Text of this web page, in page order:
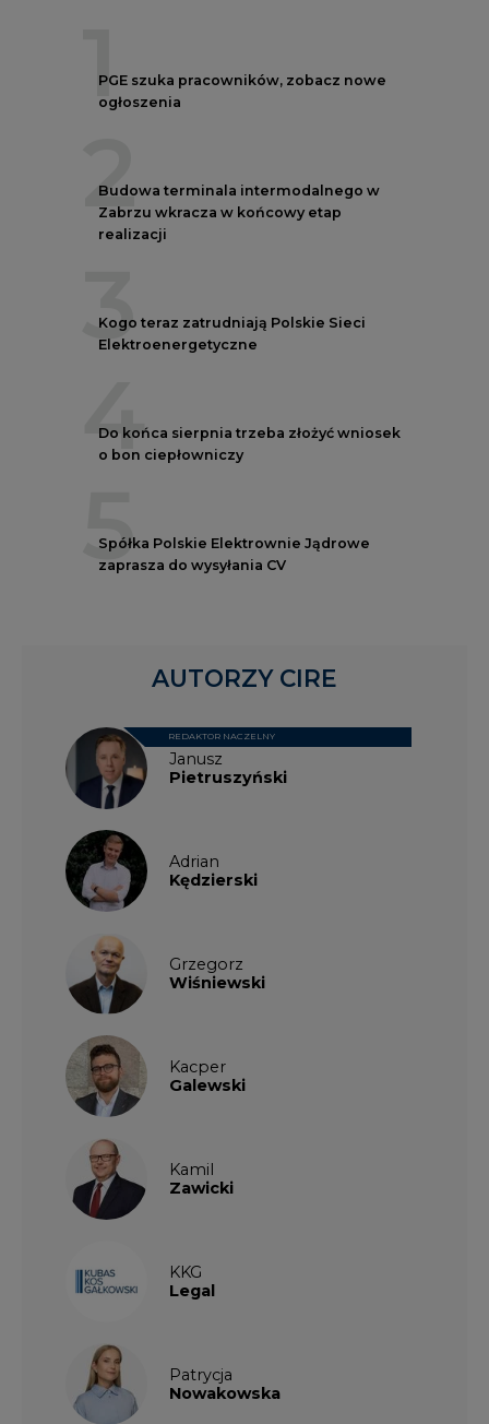
1
PGE szuka pracowników, zobacz nowe
ogłoszenia
2
Budowa terminala intermodalnego w
Zabrzu wkracza w końcowy etap
realizacji
3
Kogo teraz zatrudniają Polskie Sieci
Elektroenergetyczne
4
Do końca sierpnia trzeba złożyć wniosek
o bon ciepłowniczy
5
Spółka Polskie Elektrownie Jądrowe
zaprasza do wysyłania CV
Janusz
Pietruszyński
REDAKTOR NACZELNY
Adrian
Kędzierski
Grzegorz
Wiśniewski
Kacper
Galewski
Kamil
Zawicki
KKG
Legal
Patrycja
Nowakowska
AUTORZY CIRE